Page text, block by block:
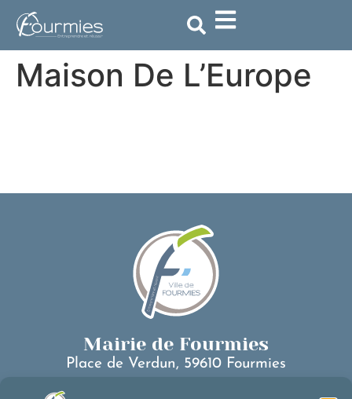
principal
Maison De L’Europe
Mairie de Fourmies
Place de Verdun, 59610 Fourmies